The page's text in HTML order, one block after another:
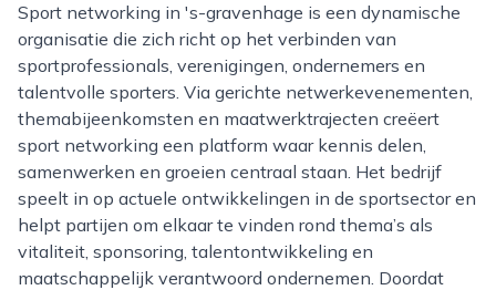
Sport networking in 's-gravenhage is een dynamische
organisatie die zich richt op het verbinden van
sportprofessionals, verenigingen, ondernemers en
talentvolle sporters. Via gerichte netwerkevenementen,
themabijeenkomsten en maatwerktrajecten creëert
sport networking een platform waar kennis delen,
samenwerken en groeien centraal staan. Het bedrijf
speelt in op actuele ontwikkelingen in de sportsector en
helpt partijen om elkaar te vinden rond thema’s als
vitaliteit, sponsoring, talentontwikkeling en
maatschappelijk verantwoord ondernemen. Doordat